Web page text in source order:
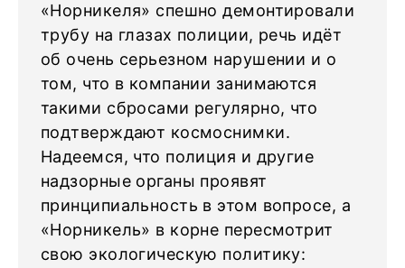
«Норникеля» спешно демонтировали
трубу на глазах полиции, речь идёт
об очень серьезном нарушении и о
том, что в компании занимаются
такими сбросами регулярно, что
подтверждают космоснимки.
Надеемся, что полиция и другие
надзорные органы проявят
принципиальность в этом вопросе, а
«Норникель» в корне пересмотрит
свою экологическую политику: